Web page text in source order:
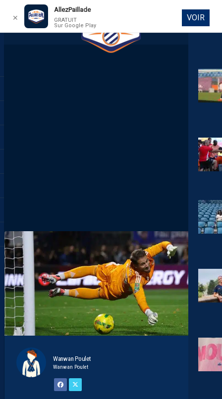
DIRECT
Wanwan Poulet
Wanwan Poulet
✕
AllezPaillade
GRATUIT
Sur Google Play
VOIR